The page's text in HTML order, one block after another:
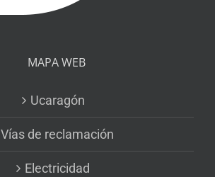
MAPA WEB
Ucaragón
Vías de reclamación
Electricidad